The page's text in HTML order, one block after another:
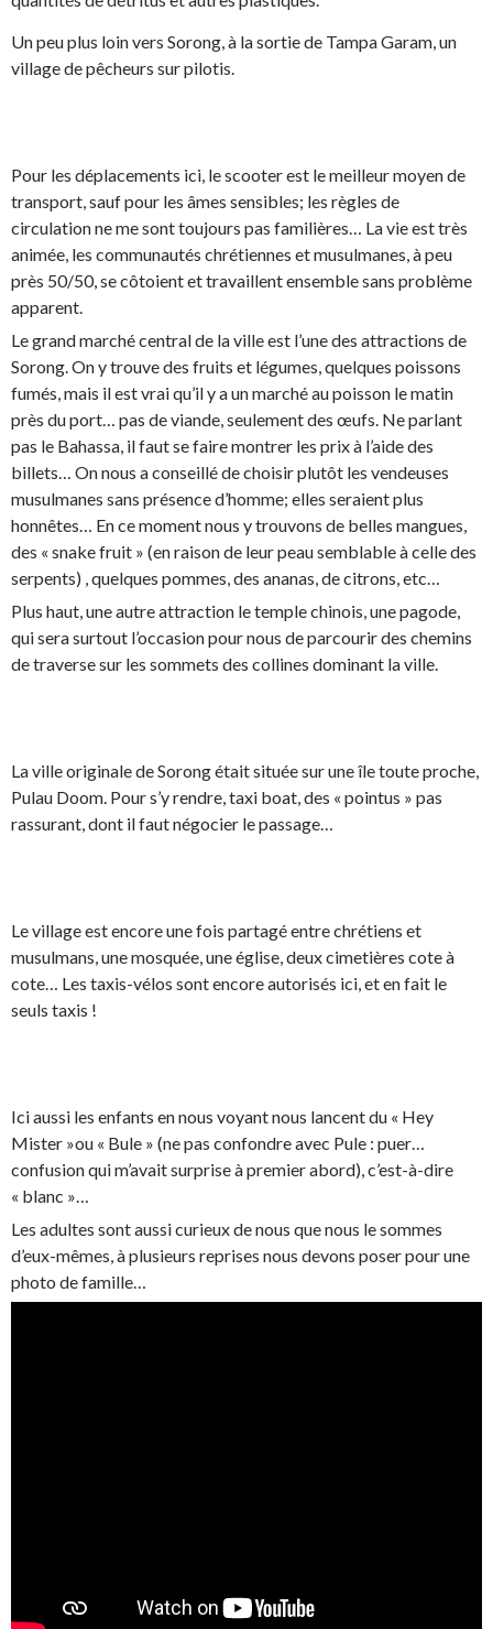
Un peu plus loin vers Sorong, à la sortie de Tampa Garam, un
village de pêcheurs sur pilotis.
Pour les déplacements ici, le scooter est le meilleur moyen de
transport, sauf pour les âmes sensibles; les règles de
circulation ne me sont toujours pas familières… La vie est très
animée, les communautés chrétiennes et musulmanes, à peu
près 50/50, se côtoient et travaillent ensemble sans problème
apparent.
Le grand marché central de la ville est l’une des attractions de
Sorong. On y trouve des fruits et légumes, quelques poissons
fumés, mais il est vrai qu’il y a un marché au poisson le matin
près du port… pas de viande, seulement des œufs. Ne parlant
pas le Bahassa, il faut se faire montrer les prix à l’aide des
billets… On nous a conseillé de choisir plutôt les vendeuses
musulmanes sans présence d’homme; elles seraient plus
honnêtes… En ce moment nous y trouvons de belles mangues,
des « snake fruit » (en raison de leur peau semblable à celle des
serpents) , quelques pommes, des ananas, de citrons, etc…
Plus haut, une autre attraction le temple chinois, une pagode,
qui sera surtout l’occasion pour nous de parcourir des chemins
de traverse sur les sommets des collines dominant la ville.
La ville originale de Sorong était située sur une île toute proche,
Pulau Doom. Pour s’y rendre, taxi boat, des « pointus » pas
rassurant, dont il faut négocier le passage…
Le village est encore une fois partagé entre chrétiens et
musulmans, une mosquée, une église, deux cimetières cote à
cote… Les taxis-vélos sont encore autorisés ici, et en fait le
seuls taxis !
Ici aussi les enfants en nous voyant nous lancent du « Hey
Mister »ou « Bule » (ne pas confondre avec Pule : puer…
confusion qui m’avait surprise à premier abord), c’est-à-dire
« blanc »…
Les adultes sont aussi curieux de nous que nous le sommes
d’eux-mêmes, à plusieurs reprises nous devons poser pour une
photo de famille…